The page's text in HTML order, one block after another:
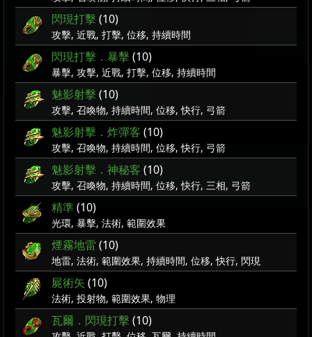
閃現打擊(10)
攻擊, 近戰, 打擊, 位移, 持續時間
閃現打擊．暴擊(10)
暴擊, 攻擊, 近戰, 打擊, 位移, 持續時間
魅影射擊(10)
攻擊, 召喚物, 持續時間, 位移, 快行, 弓箭
魅影射擊．炸彈客 (10)
攻擊, 召喚物, 持續時間, 位移, 快行, 弓箭
魅影射擊．神秘客 (10)
攻擊, 召喚物, 持續時間, 位移, 快行, 三相, 弓箭
精準 (10)
光環, 暴擊, 法術, 範圍效果
煙霧地雷 (10)
地雷, 法術, 範圍效果, 持續時間, 位移, 快行, 閃現
屍術矢 (10)
法術, 投射物, 範圍效果, 物理
瓦爾．閃現打擊(10)